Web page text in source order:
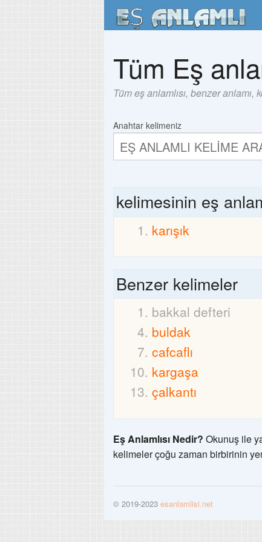
Tüm Eş
Tüm eş anlamlısı, benzer
Anahtar kelimeniz
kelimesinin eş
karışık
Benzer kelimeler
bakkal defteri
buldak
cafcaflı
kargaşa
çalkantı
Eş Anlamlısı Nedir? Okunuş ile
kelimeler çoğu zaman birbirinin
© 2019-2023 esanlamlisi.net